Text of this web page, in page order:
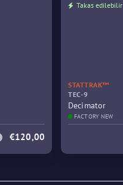
€120,00
Takas edilebilir
STATTRAK™
TEC-9
Decimator
FACTORY NEW